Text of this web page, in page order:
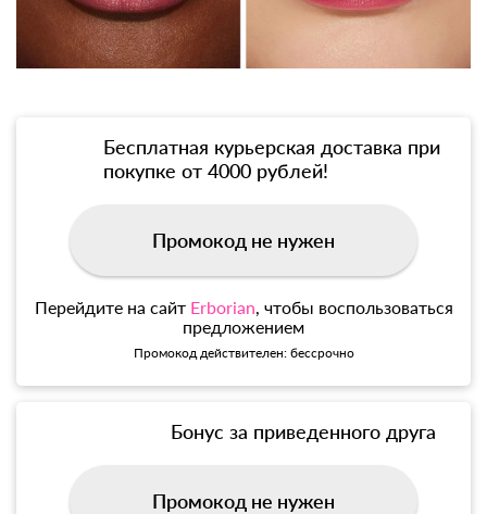
Бесплатная курьерская доставка при
покупке от 4000 рублей!
Промокод не нужен
Перейдите на сайт Erborian , чтобы воспользоваться
предложением
Промокод действителен: бессрочно
Бонус за приведенного друга
Промокод не нужен